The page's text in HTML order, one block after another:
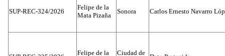
SUP-REC-324/2026
Felipe de la
Mata Pizaña
Sonora Carlos Ernesto Navarro
Felipe de la
Ciudad de